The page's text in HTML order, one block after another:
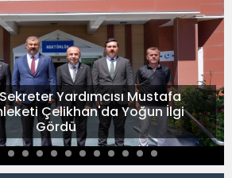
Yardımcısı Mustafa
Çelikhan'da Yoğun İlgi
Gördü